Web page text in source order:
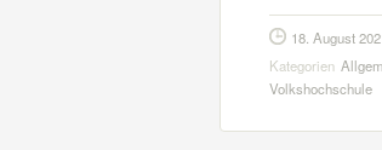
18. August
Kategorien
Volkshochschule